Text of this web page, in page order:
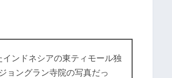
ンドネシアの東ティモール独
ョングラン寺院の写真だっ